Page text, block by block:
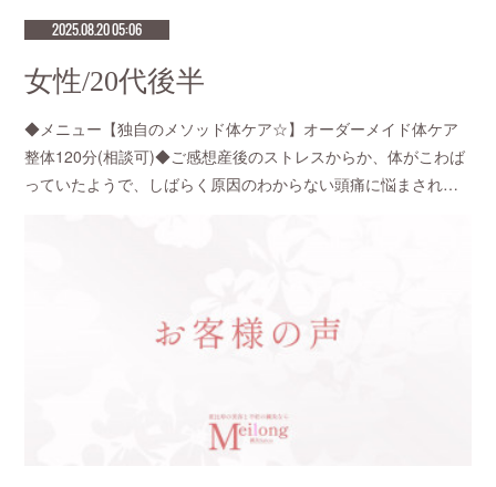
2025.08.20 05:06
女性/20代後半
◆メニュー【独自のメソッド体ケア☆】オーダーメイド体ケア
整体120分(相談可)◆ご感想産後のストレスからか、体がこわば
っていたようで、しばらく原因のわからない頭痛に悩まされ…